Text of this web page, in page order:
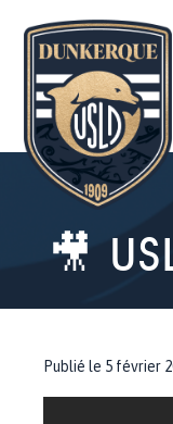
🎥
Publié le 5 février